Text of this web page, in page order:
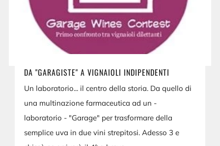
DA "GARAGISTE" A VIGNAIOLI INDIPENDENTI
Un laboratorio... il centro della storia. Da quello di
una multinazione farmaceutica ad un -
laboratorio - "Garage" per trasformare della
semplice uva in due vini strepitosi. Adesso 3 e